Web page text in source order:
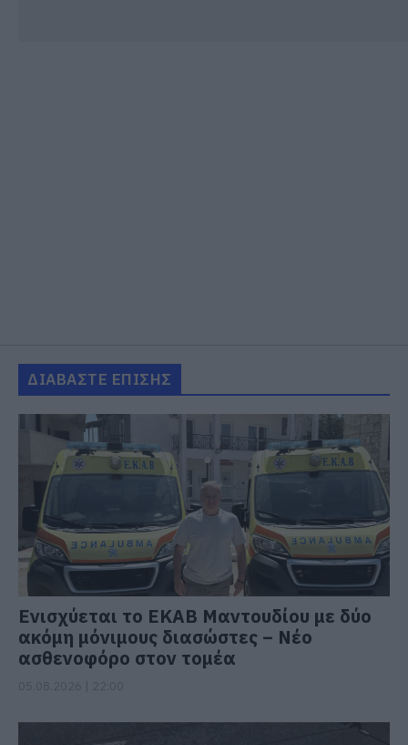
ΔΙΑΒΑΣΤΕ ΕΠΙΣΗΣ
Ενισχύεται το ΕΚΑΒ Μαντουδίου με δύο
ακόμη μόνιμους διασώστες – Νέο
ασθενοφόρο στον τομέα